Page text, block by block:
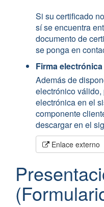
Si su certificado
sí se encuentra
documento de
se ponga en
Firma electrónica
Además de
electrónico
electrónica en el
componente
descargar en el
Enlace externo